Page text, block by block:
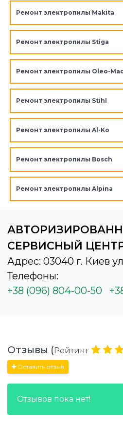
Ремонт электропилы Makita
Ремонт электропилы Stiga
Ремонт электропилы Oleo-
Ремонт электропилы Stihl
Ремонт электропилы Al-Ko
Ремонт электропилы Bosch
Ремонт электропилы Alpina
СЕРВИСНЫЙ
Адрес: 03040 г. Киев
Телефоны:
+38 (096) 804-00-50
Отзывы ( Рейтинг
Оставить отзыв
Отзывов пока нет!